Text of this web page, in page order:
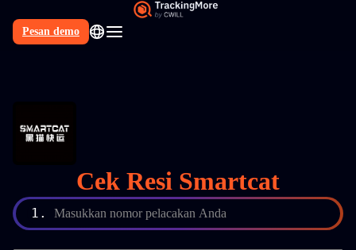
Pesan demo
Cek Resi Smartcat
1. Masukkan nomor pelacakan Anda